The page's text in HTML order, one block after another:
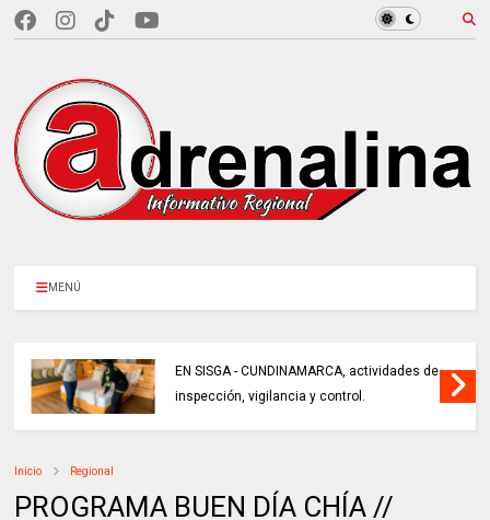
MENÚ
EN SISGA - CUNDINAMARCA, actividades de
inspección, vigilancia y control.
Inicio Regional
PROGRAMA BUEN DÍA CHÍA //